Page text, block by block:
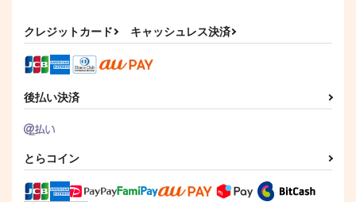
クレジットカード キャッシュレス決済
後払い決済
とらコイン